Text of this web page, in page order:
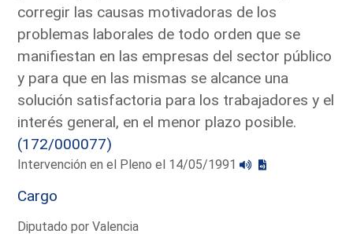
corregir las causas motivadoras de los
problemas laborales de todo orden que se
manifiestan en las empresas del sector público
y para que en las mismas se alcance una
solución satisfactoria para los trabajadores y el
interés general, en el menor plazo posible.
(172/000077)
Intervención en el Pleno el 14/05/1991
Cargo
Diputado por Valencia